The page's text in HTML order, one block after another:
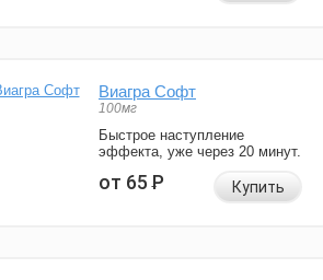
Виагра Софт
100мг
Быстрое наступление
эффекта, уже через 20 минут.
от 65Р Купить